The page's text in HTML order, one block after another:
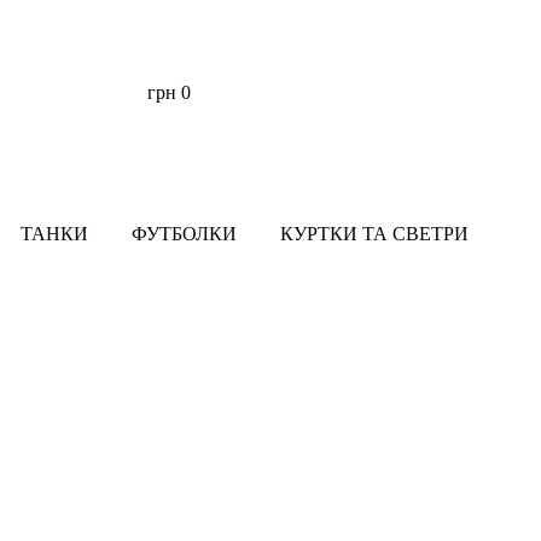
грн 0
ТАНКИ ФУТБОЛКИ КУРТКИ ТА СВЕТРИ